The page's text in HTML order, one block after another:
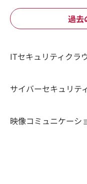
過去
ITセキュリティクラ
サイバーセキュリテ
映像コミュニケーシ